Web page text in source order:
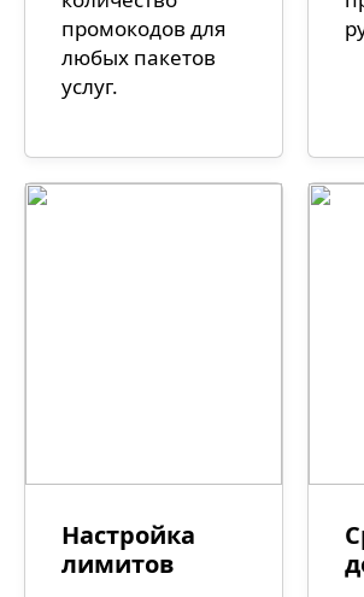
промокодов для
любых пакетов
услуг.
Настройка
лимитов